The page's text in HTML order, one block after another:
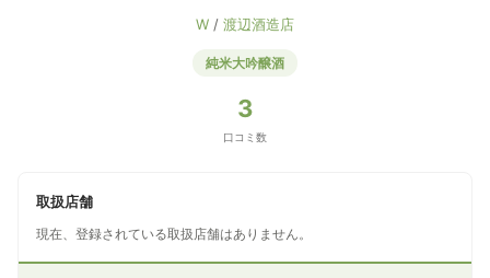
W / 渡辺酒造店
純米大吟醸酒
3
口コミ数
取扱店舗
現在、登録されている取扱店舗はありません。